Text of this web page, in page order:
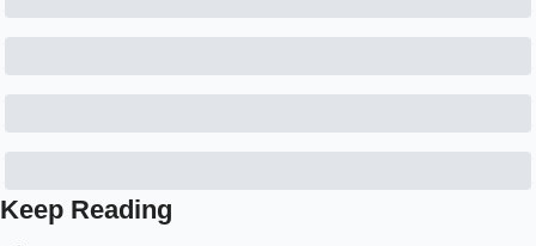
Keep Reading